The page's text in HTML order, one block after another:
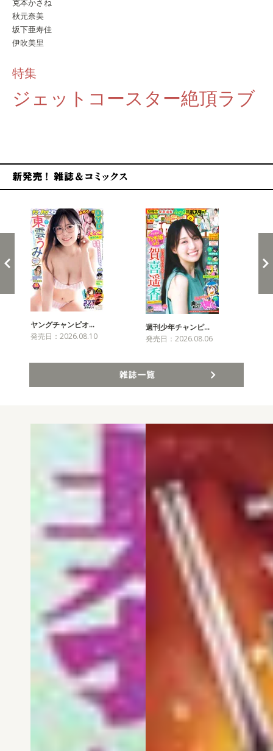
克本かさね
秋元奈美
坂下亜寿佳
伊吹美里
特集
ジェットコースター絶頂ラブ
ヤングチャンピオ…
発売日：2026.08.10
週刊少年チャンピ…
発売日：2026.08.06